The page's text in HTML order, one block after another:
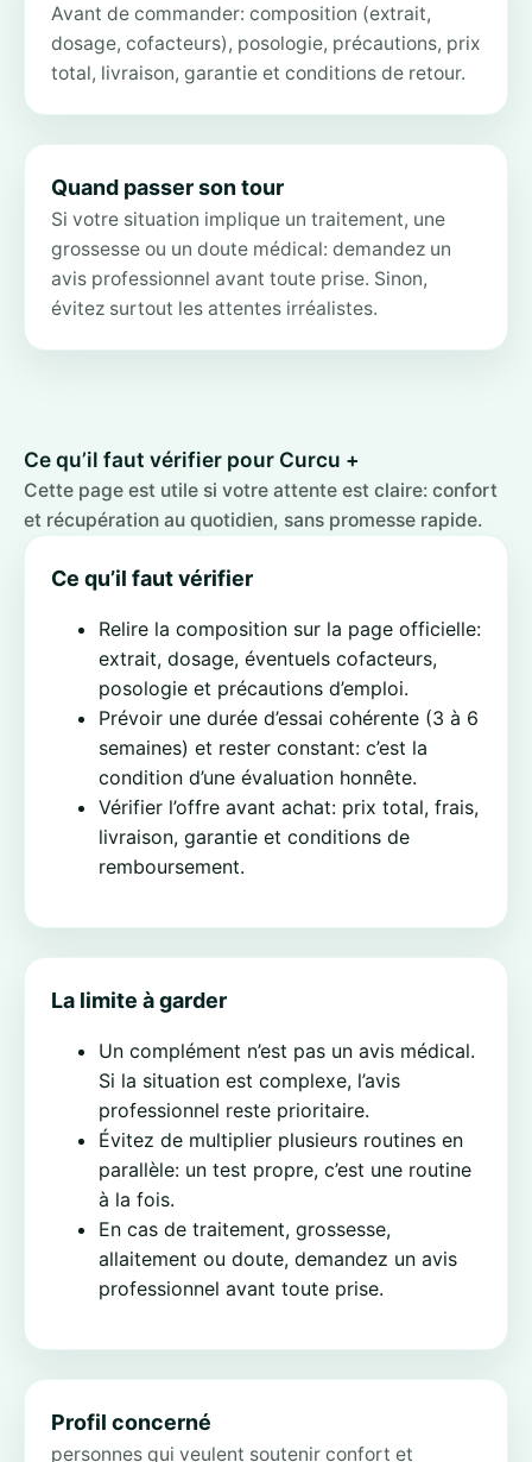
Avant de commander: composition (extrait,
dosage, cofacteurs), posologie, précautions, prix
total, livraison, garantie et conditions de retour.
Quand passer son tour
Si votre situation implique un traitement, une
grossesse ou un doute médical: demandez un
avis professionnel avant toute prise. Sinon,
évitez surtout les attentes irréalistes.
Ce qu’il faut vérifier pour Curcu +
Cette page est utile si votre attente est claire: confort
et récupération au quotidien, sans promesse rapide.
Ce qu’il faut vérifier
Relire la composition sur la page officielle:
extrait, dosage, éventuels cofacteurs,
posologie et précautions d’emploi.
Prévoir une durée d’essai cohérente (3 à 6
semaines) et rester constant: c’est la
condition d’une évaluation honnête.
Vérifier l’offre avant achat: prix total, frais,
livraison, garantie et conditions de
remboursement.
La limite à garder
Un complément n’est pas un avis médical.
Si la situation est complexe, l’avis
professionnel reste prioritaire.
Évitez de multiplier plusieurs routines en
parallèle: un test propre, c’est une routine
à la fois.
En cas de traitement, grossesse,
allaitement ou doute, demandez un avis
professionnel avant toute prise.
Profil concerné
personnes qui veulent soutenir confort et